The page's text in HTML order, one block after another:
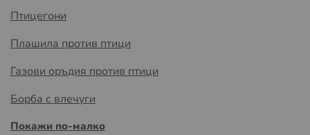
Птицегони
Плашила против птици
Газови оръдия против птици
Борба с влечуги
Покажи по-малко